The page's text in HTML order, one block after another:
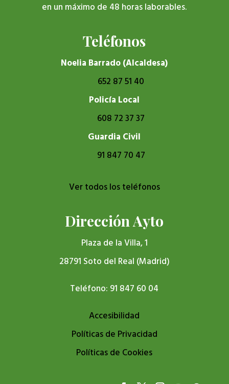
en un máximo de 48 horas laborables.
Teléfonos
Noelia Barrado (Alcaldesa)
652 87 51 40
Policía Local
608 72 37 37
Guardia Civil
91 847 70 47
Ver todos los teléfonos
Dirección Ayto
Plaza de la Villa, 1
28791 Soto del Real (Madrid)
Teléfono: 91 847 60 04
Accesibilidad
Políticas de Privacidad
Políticas de Cookies